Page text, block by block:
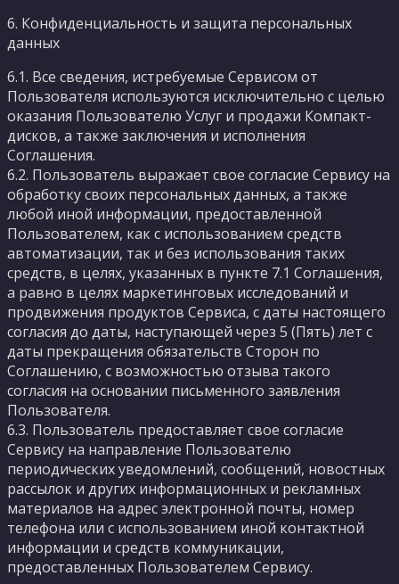
6. Конфиденциальность и защита персональных
данных
6.1. Все сведения, истребуемые Сервисом от
Пользователя используются исключительно с целью
оказания Пользователю Услуг и продажи Компакт-
дисков, а также заключения и исполнения
Соглашения.
6.2. Пользователь выражает свое согласие Сервису на
обработку своих персональных данных, а также
любой иной информации, предоставленной
Пользователем, как с использованием средств
автоматизации, так и без использования таких
средств, в целях, указанных в пункте 7.1 Соглашения,
а равно в целях маркетинговых исследований и
продвижения продуктов Сервиса, с даты настоящего
согласия до даты, наступающей через 5 (Пять) лет с
даты прекращения обязательств Сторон по
Соглашению, с возможностью отзыва такого
согласия на основании письменного заявления
Пользователя.
6.3. Пользователь предоставляет свое согласие
Сервису на направление Пользователю
периодических уведомлений, сообщений, новостных
рассылок и других информационных и рекламных
материалов на адрес электронной почты, номер
телефона или с использованием иной контактной
информации и средств коммуникации,
предоставленных Пользователем Сервису.